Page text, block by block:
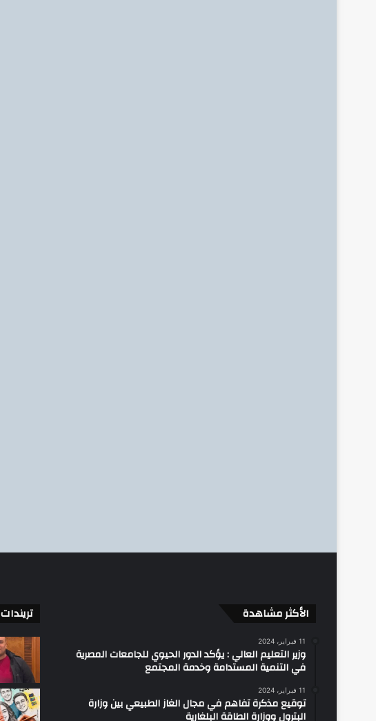
الأكثر مشاهدة
11 فبراير، 2024
وزير التعليم العالي : يؤكد الدور الحيوي للجامعات المصرية
في التنمية المستدامة وخدمة المجتمع
11 فبراير، 2024
توقيع مذكرة تفاهم في مجال الغاز الطبيعي بين وزارة
البترول ووزارة الطاقة البلغارية
تريندات